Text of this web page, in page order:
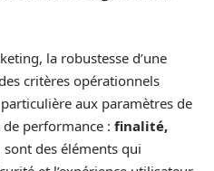
la robustesse d’une
critères opérationnels
aux paramètres de
performance : finalité,
sont des éléments qui